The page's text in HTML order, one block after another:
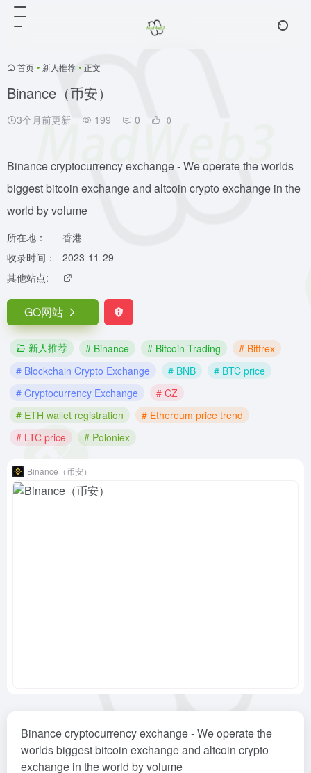
首页 • 新人推荐 • 正文
Binance（币安）
3个月前更新 199 0 0
Binance cryptocurrency exchange - We operate the worlds
biggest bitcoin exchange and altcoin crypto exchange in the
world by volume
所在地：
香港
收录时间：
2023-11-29
其他站点:
GO网站
新人推荐 # Binance # Bitcoin Trading
# Bittrex
# Blockchain Crypto Exchange
# BNB
# BTC price
# Cryptocurrency Exchange
# CZ
# ETH wallet registration
# Ethereum price trend
# LTC price
# Poloniex
Binance（币安）
Binance cryptocurrency exchange - We operate the
worlds biggest bitcoin exchange and altcoin crypto
exchange in the world by volume